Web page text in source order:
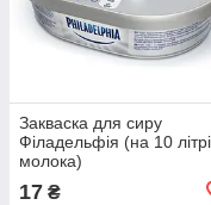
Закваска для сиру
Філадельфія (на 10
молока)
17 ₴